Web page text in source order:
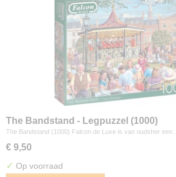
The Bandstand - Legpuzzel (1000)
The Bandstand (1000) Falcon de Luxe is van oudsher een…
€ 9,50
✓ Op voorraad